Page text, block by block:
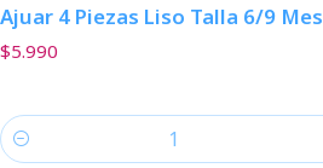
Ajuar 4 Piezas Liso Talla 6/9
$5.990
Cantidad